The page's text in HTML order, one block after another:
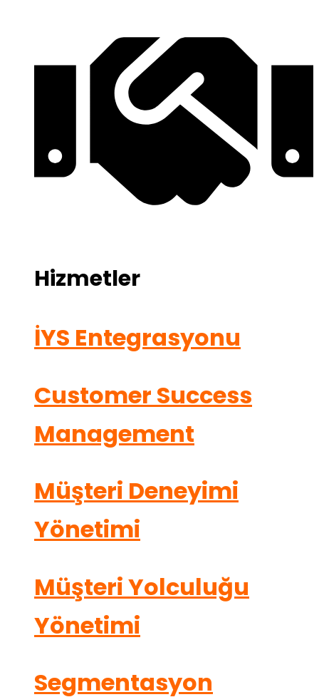
Hizmetler
İYS Entegrasyonu
Customer Success
Management
Müşteri Deneyimi
Yönetimi
Müşteri Yolculuğu
Yönetimi
Segmentasyon